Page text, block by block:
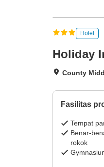
Hotel
Holiday
County
Fasilitas
Tempat
Benar-
rokok